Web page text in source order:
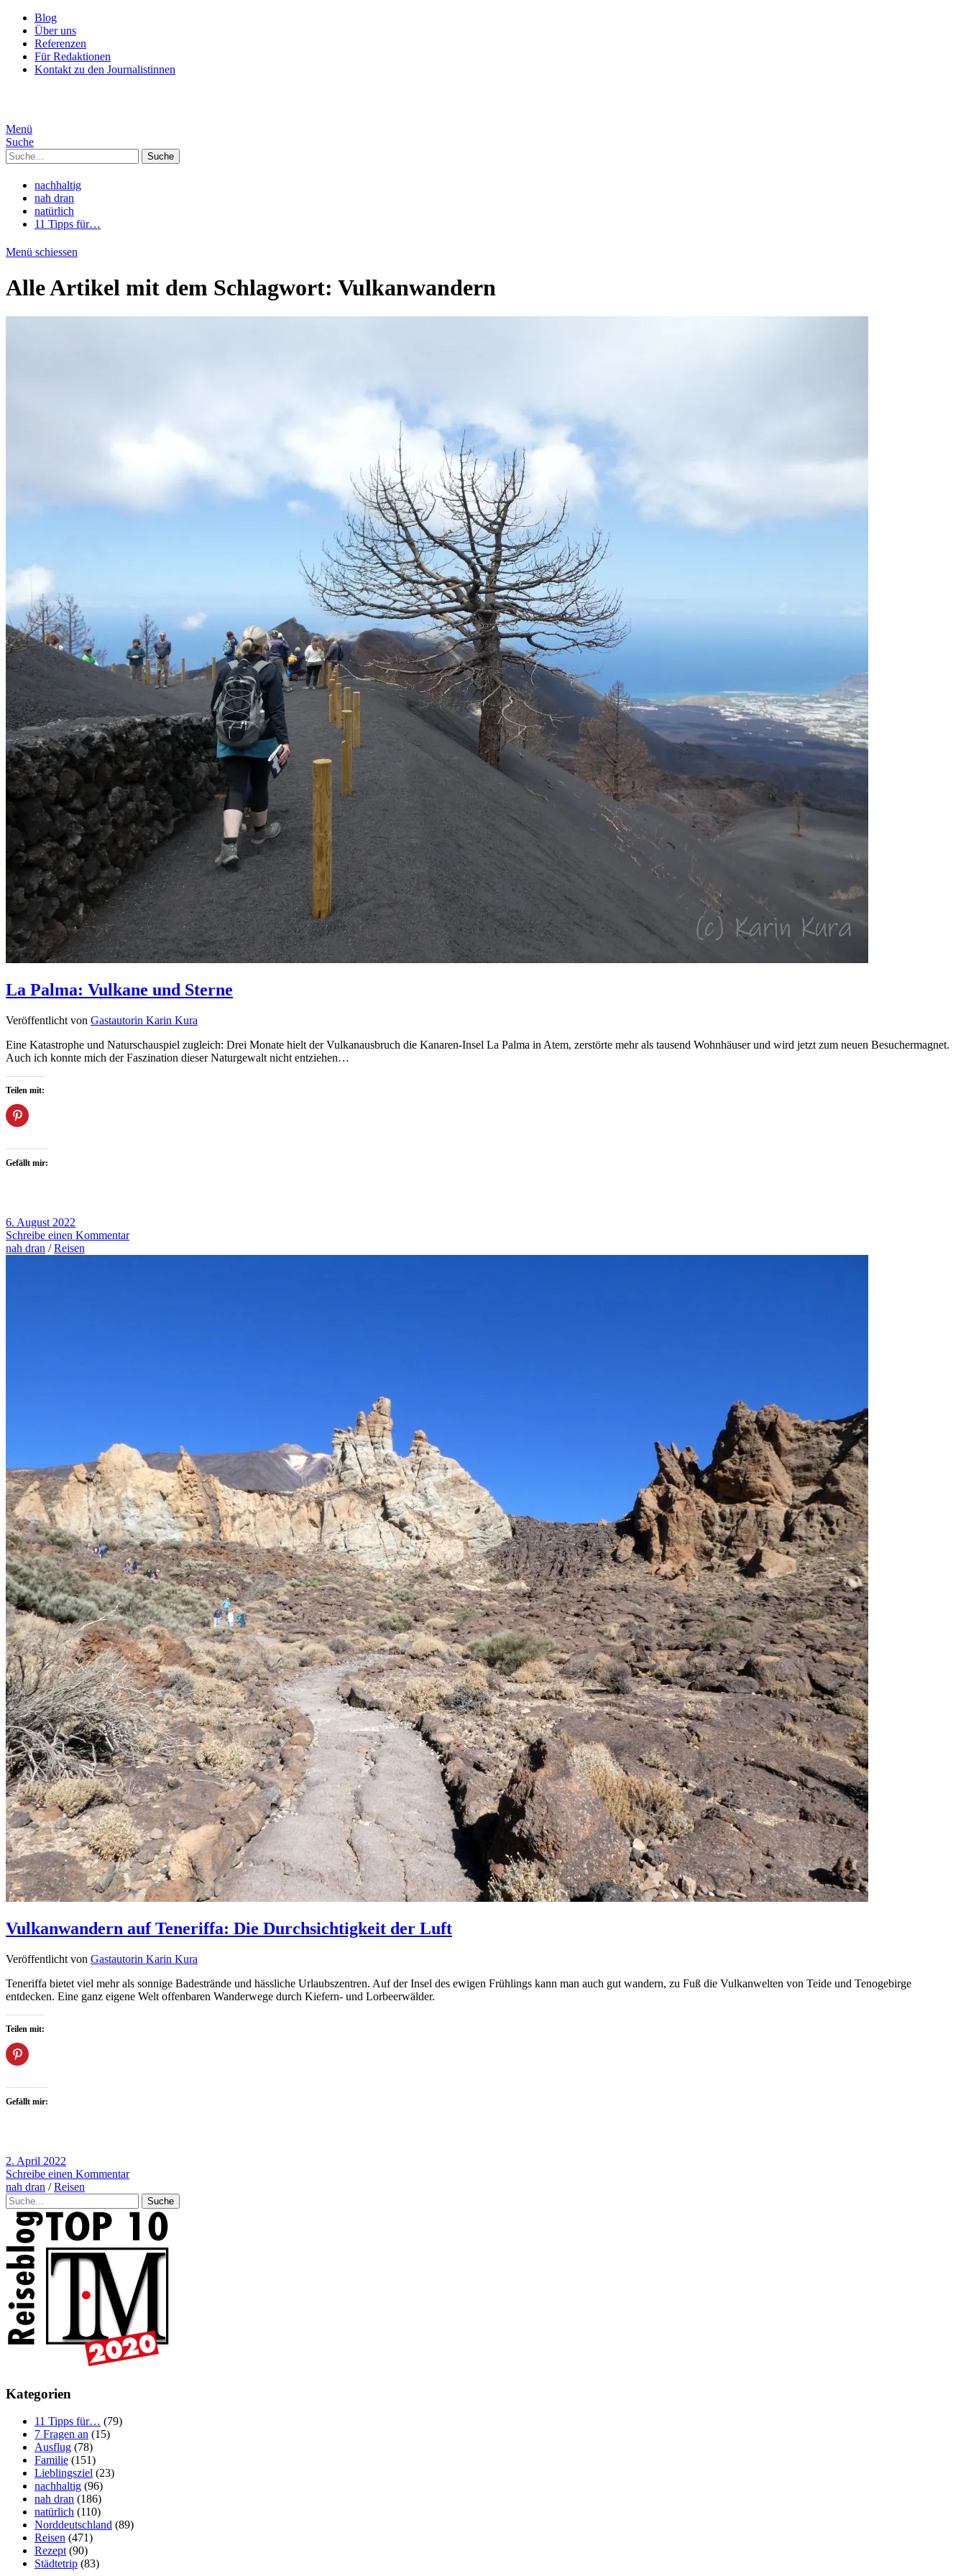
Blog
Über uns
Referenzen
Für Redaktionen
Kontakt zu den Journalistinnen
Menü
Suche
Suche
nachhaltig
nah dran
natürlich
11 Tipps für…
Menü schiessen
Alle Artikel mit dem Schlagwort: Vulkanwandern
La Palma: Vulkane und Sterne
Veröffentlicht von Gastautorin Karin Kura
Eine Katastrophe und Naturschauspiel zugleich: Drei Monate hielt der Vulkanausbruch die Kanaren-Insel La Palma in Atem, zerstörte mehr als tausend Wohnhäuser und wird jetzt zum neuen Besuchermagnet.
Auch ich konnte mich der Faszination dieser Naturgewalt nicht entziehen…
Teilen mit:
Gefällt mir:
6. August 2022
Schreibe einen Kommentar
nah dran /Reisen
Vulkanwandern auf Teneriffa: Die Durchsichtigkeit der Luft
Veröffentlicht von Gastautorin Karin Kura
Teneriffa bietet viel mehr als sonnige Badestrände und hässliche Urlaubszentren. Auf der Insel des ewigen Frühlings kann man auch gut wandern, zu Fuß die Vulkanwelten von Teide und Tenogebirge
entdecken. Eine ganz eigene Welt offenbaren Wanderwege durch Kiefern- und Lorbeerwälder.
Teilen mit:
Gefällt mir:
2. April 2022
Schreibe einen Kommentar
nah dran /Reisen
Suche
Kategorien
11 Tipps für… (79)
7 Fragen an (15)
Ausflug (78)
Familie (151)
Lieblingsziel (23)
nachhaltig (96)
nah dran (186)
natürlich (110)
Norddeutschland (89)
Reisen (471)
Rezept (90)
Städtetrip (83)